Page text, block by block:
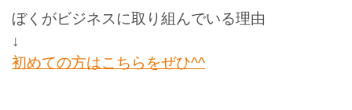
ぼくがビジネスに取り組んでいる理由
↓
初めての方はこちらをぜひ^^